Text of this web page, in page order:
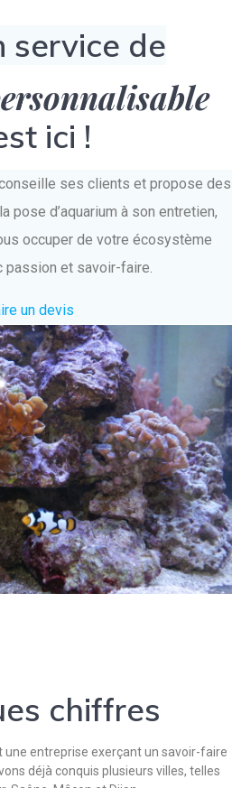
service de
ici !
ses clients et propose des
pose d’aquarium à son entretien,
occuper de votre écosystème
passion et savoir-faire.
un devis
chiffres
une entreprise exerçant un savoir-faire
déjà conquis plusieurs villes, telles